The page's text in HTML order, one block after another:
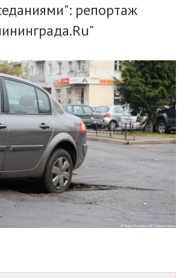
репортаж